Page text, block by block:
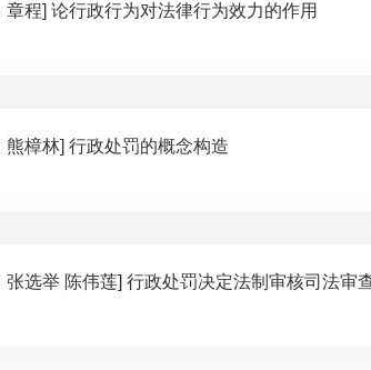
[作者：章程] 论行政行为对法律行为效力的作用
[作者：熊樟林] 行政处罚的概念构造
[作者：张选举 陈伟莲] 行政处罚决定法制审核